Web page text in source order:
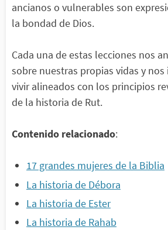
ancianos o vulnerables son
la bondad de Dios.
Cada una de estas lecciones nos
sobre nuestras propias vidas y
vivir alineados con los principios
de la historia de Rut.
Contenido relacionado:
17 grandes mujeres de la Biblia
La historia de Débora
La historia de Ester
La historia de Rahab